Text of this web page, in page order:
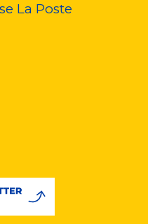
La Poste